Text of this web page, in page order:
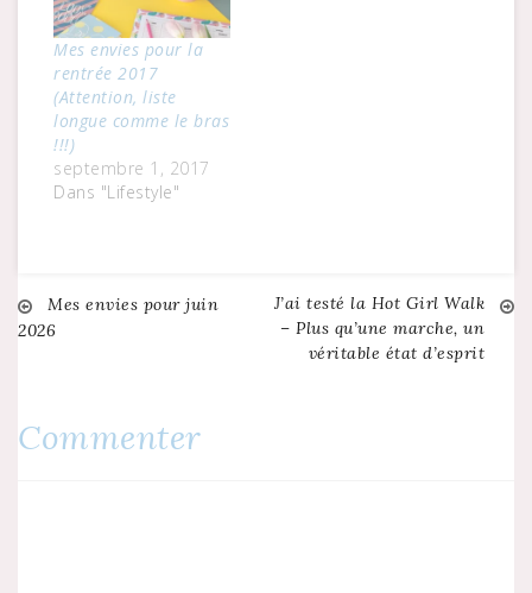
Mes envies pour la
rentrée 2017
(Attention, liste
longue comme le bras
!!!)
septembre 1, 2017
Dans "Lifestyle"
Navigation
l’article
Mes envies pour juin
2026
J’ai testé la Hot Girl Walk
– Plus qu’une marche, un
véritable état d’esprit
Commenter